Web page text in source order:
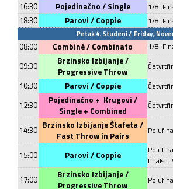
16:30 Pojedinačno / Single 1/8i
18:30 Parovi / Coppie 1/8i
Petak 4. Studeni / Friday,
08:00 Combiné / Combinato 1/8i
09:30
Brzinsko Izbijanje /
Progressive Throw
10:30 Parovi / Coppie
12:30 Pojedinačno + Krugovi /
Single + Combined
14:30 Brzinsko Izbijanje Štafeta /
Fast Throw in Pairs
15:00 Parovi / Coppie
finals +
17:00
Brzinsko Izbijanje /
Progressive Throw